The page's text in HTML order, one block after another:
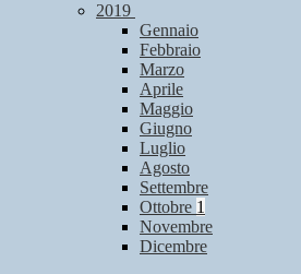
2019
Gennaio
Febbraio
Marzo
Aprile
Maggio
Giugno
Luglio
Agosto
Settembre
Ottobre 1
Novembre
Dicembre